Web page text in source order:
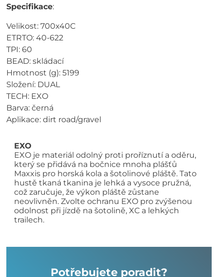
Specifikace:
Velikost: 700x40C
ETRTO: 40-622
TPI: 60
BEAD: skládací
Hmotnost (g): 5199
Složení: DUAL
TECH: EXO
Barva: černá
Aplikace: dirt road/gravel
EXO
EXO je materiál odolný proti proříznutí a oděru,
který se přidává na bočnice mnoha plášťů
Maxxis pro horská kola a šotolinové pláště. Tato
hustě tkaná tkanina je lehká a vysoce pružná,
což zaručuje, že výkon pláště zůstane
neovlivněn. Zvolte ochranu EXO pro zvýšenou
odolnost při jízdě na šotolině, XC a lehkých
trailech.
Potřebujete poradit?